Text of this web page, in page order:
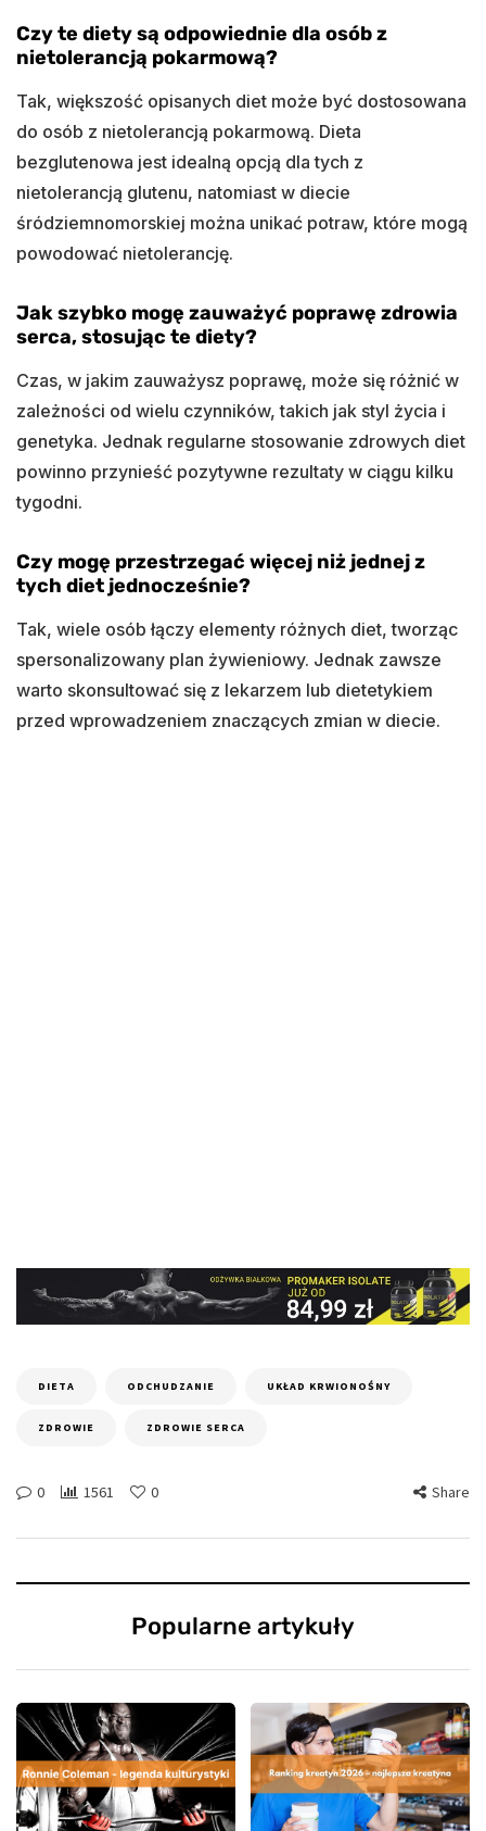
Czy te diety są odpowiednie dla osób z
nietolerancją pokarmową?
Tak, większość opisanych diet może być dostosowana
do osób z nietolerancją pokarmową. Dieta
bezglutenowa jest idealną opcją dla tych z
nietolerancją glutenu, natomiast w diecie
śródziemnomorskiej można unikać potraw, które mogą
powodować nietolerancję.
Jak szybko mogę zauważyć poprawę zdrowia
serca, stosując te diety?
Czas, w jakim zauważysz poprawę, może się różnić w
zależności od wielu czynników, takich jak styl życia i
genetyka. Jednak regularne stosowanie zdrowych diet
powinno przynieść pozytywne rezultaty w ciągu kilku
tygodni.
Czy mogę przestrzegać więcej niż jednej z
tych diet jednocześnie?
Tak, wiele osób łączy elementy różnych diet, tworząc
spersonalizowany plan żywieniowy. Jednak zawsze
warto skonsultować się z lekarzem lub dietetykiem
przed wprowadzeniem znaczących zmian w diecie.
DIETA ODCHUDZANIE UKŁAD KRWIONOŚNY
ZDROWIE ZDROWIE SERCA
0 1561 0 Share
Popularne artykuły